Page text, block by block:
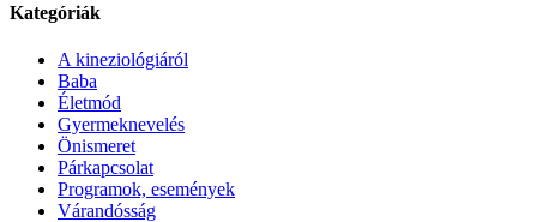
Kategóriák
A kineziológiáról
Baba
Életmód
Gyermeknevelés
Önismeret
Párkapcsolat
Programok, események
Várandósság